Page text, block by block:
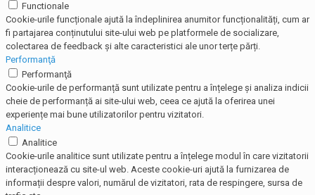
Functionale
Cookie-urile funcționale ajută la îndeplinirea anumitor funcționalități, cum ar
fi partajarea conținutului site-ului web pe platformele de socializare,
colectarea de feedback și alte caracteristici ale unor terțe părți.
Performanţă
Performanţă
Cookie-urile de performanță sunt utilizate pentru a înțelege și analiza indicii
cheie de performanță ai site-ului web, ceea ce ajută la oferirea unei
experiențe mai bune utilizatorilor pentru vizitatori.
Analitice
Analitice
Cookie-urile analitice sunt utilizate pentru a înțelege modul în care vizitatorii
interacționează cu site-ul web. Aceste cookie-uri ajută la furnizarea de
informații despre valori, numărul de vizitatori, rata de respingere, sursa de